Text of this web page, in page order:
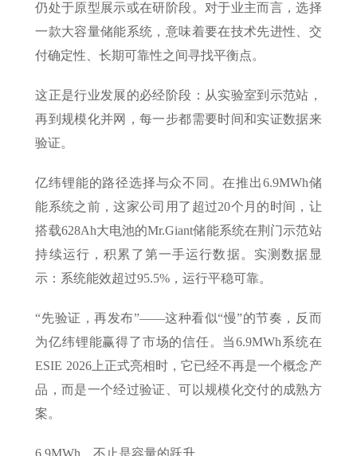
仍处于原型展示或在研阶段。对于业主而言，选择
一款大容量储能系统，意味着要在技术先进性、交
付确定性、长期可靠性之间寻找平衡点。
这正是行业发展的必经阶段：从实验室到示范站，
再到规模化并网，每一步都需要时间和实证数据来
验证。
亿纬锂能的路径选择与众不同。在推出6.9MWh储
能系统之前，这家公司用了超过20个月的时间，让
搭载628Ah大电池的Mr.Giant储能系统在荆门示范站
持续运行，积累了第一手运行数据。实测数据显
示：系统能效超过95.5%，运行平稳可靠。
“先验证，再发布”——这种看似“慢”的节奏，反而
为亿纬锂能赢得了市场的信任。当6.9MWh系统在
ESIE 2026上正式亮相时，它已经不再是一个概念产
品，而是一个经过验证、可以规模化交付的成熟方
案。